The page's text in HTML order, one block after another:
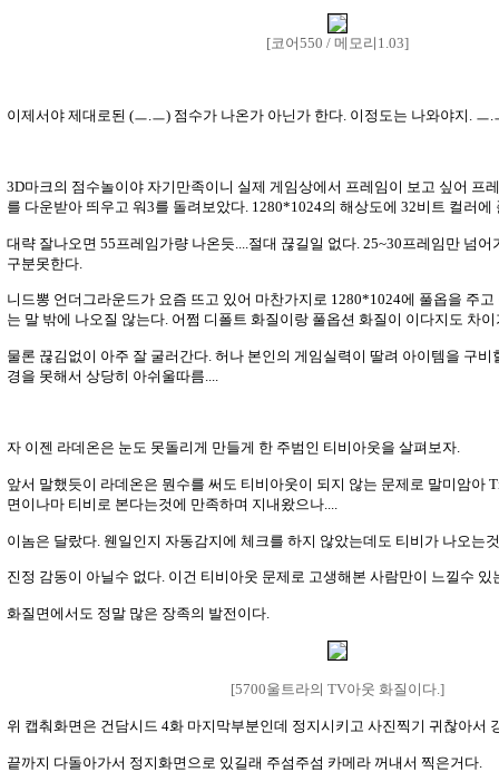
[코어550 / 메모리1.03]
이제서야 제대로된 (ㅡ.ㅡ) 점수가 나온가 아닌가 한다. 이정도는 나와야지. ㅡ.
3D마크의 점수놀이야 자기만족이니 실제 게임상에서 프레임이 보고 싶어 프
를 다운받아 띄우고 워3를 돌려보았다. 1280*1024의 해상도에 32비트 컬러에
대략 잘나오면 55프레임가량 나온듯....절대 끊길일 없다. 25~30프레임만 넘
구분못한다.
니드뽕 언더그라운드가 요즘 뜨고 있어 마찬가지로 1280*1024에 풀옵을 주
는 말 밖에 나오질 않는다. 어쩜 디폴트 화질이랑 풀옵션 화질이 이다지도 차
물론 끊김없이 아주 잘 굴러간다. 허나 본인의 게임실력이 딸려 아이템을 구
경을 못해서 상당히 아쉬울따름....
자 이젠 라데온은 눈도 못돌리게 만들게 한 주범인 티비아웃을 살펴보자.
앞서 말했듯이 라데온은 뭔수를 써도 티비아웃이 되지 않는 문제로 말미암아
면이나마 티비로 본다는것에 만족하며 지내왔으나....
이놈은 달랐다. 웬일인지 자동감지에 체크를 하지 않았는데도 티비가 나오는
진정 감동이 아닐수 없다. 이건 티비아웃 문제로 고생해본 사람만이 느낄수 있
화질면에서도 정말 많은 장족의 발전이다.
[5700울트라의 TV아웃 화질이다.]
위 캡춰화면은 건담시드 4화 마지막부분인데 정지시키고 사진찍기 귀찮아서
끝까지 다돌아가서 정지화면으로 있길래 주섬주섬 카메라 꺼내서 찍은거다.